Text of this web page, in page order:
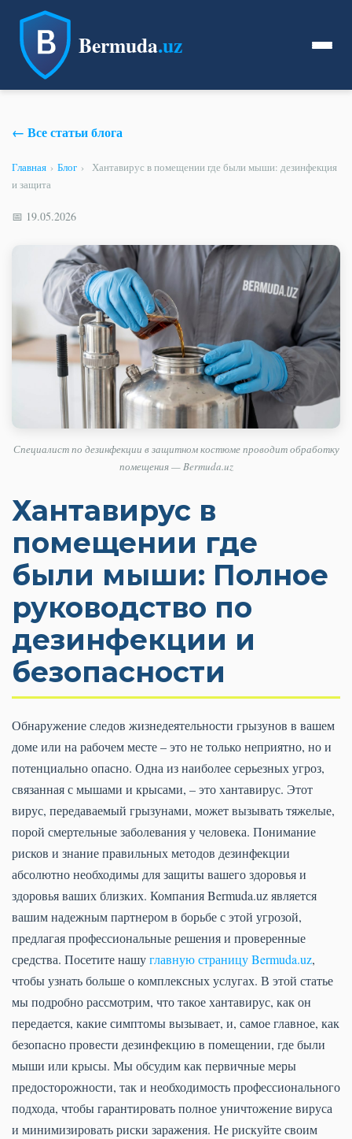
Bermuda.uz
← Все статьи блога
Главная › Блог ›
Хантавирус в помещении где были мыши: дезинфекция
и защита
📅 19.05.2026
Специалист по дезинфекции в защитном костюме проводит обработку
помещения — Bermuda.uz
Хантавирус в
помещении где
были мыши: Полное
руководство по
дезинфекции и
безопасности
Обнаружение следов жизнедеятельности грызунов в вашем
доме или на рабочем месте – это не только неприятно, но и
потенциально опасно. Одна из наиболее серьезных угроз,
связанная с мышами и крысами, – это хантавирус. Этот
вирус, передаваемый грызунами, может вызывать тяжелые,
порой смертельные заболевания у человека. Понимание
рисков и знание правильных методов дезинфекции
абсолютно необходимы для защиты вашего здоровья и
здоровья ваших близких. Компания Bermuda.uz является
вашим надежным партнером в борьбе с этой угрозой,
предлагая профессиональные решения и проверенные
средства. Посетите нашуглавную страницу Bermuda.uz,
чтобы узнать больше о комплексных услугах. В этой статье
мы подробно рассмотрим, что такое хантавирус, как он
передается, какие симптомы вызывает, и, самое главное, как
безопасно провести дезинфекцию в помещении, где были
мыши или крысы. Мы обсудим как первичные меры
предосторожности, так и необходимость профессионального
подхода, чтобы гарантировать полное уничтожение вируса
и минимизировать риски заражения. Не рискуйте своим